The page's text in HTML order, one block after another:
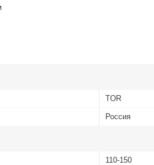
TOR
Россия
110-150